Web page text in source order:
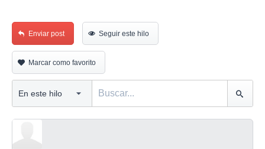
Enviar post Seguir este hilo
Marcar como favorito